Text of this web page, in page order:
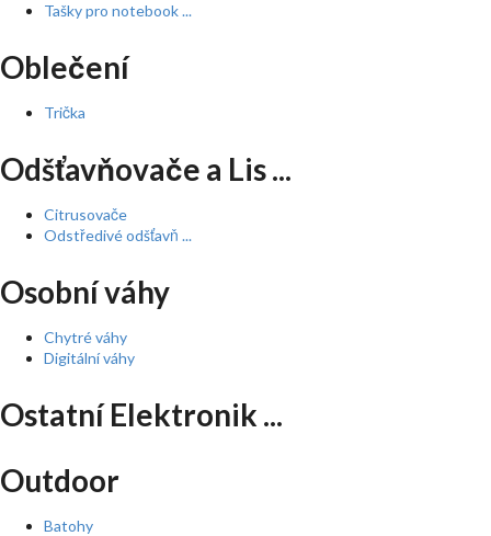
Tašky pro notebook ...
Oblečení
Trička
Odšťavňovače a Lis ...
Citrusovače
Odstředivé odšťavň ...
Osobní váhy
Chytré váhy
Digitální váhy
Ostatní Elektronik ...
Outdoor
Batohy